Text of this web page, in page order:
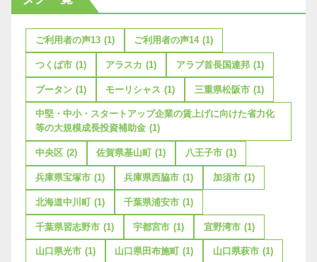
ご利用者の声13 (1) ご利用者の声14 (1)
つくば市 (1) アラスカ (1) アラブ首長国連邦 (1)
ブータン (1) モーリシャス (1) 三重県松阪市 (1)
中堅・中小・スタートアップ企業の賃上げに向けた省力化
等の大規模成長投資補助金 (1)
中央区 (2) 佐賀県基山町 (1) 八王子市 (1)
兵庫県宝塚市 (1) 兵庫県西脇市 (1) 加須市 (1)
北海道中川町 (1) 千葉県浦安市 (1)
千葉県習志野市 (1) 宇都宮市 (1) 宜野湾市 (1)
山口県光市 (1) 山口県田布施町 (1) 山口県萩市 (1)